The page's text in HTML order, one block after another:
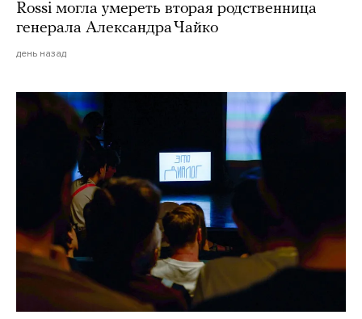
Rossi могла умереть вторая родственница
генерала Александра Чайко
день назад